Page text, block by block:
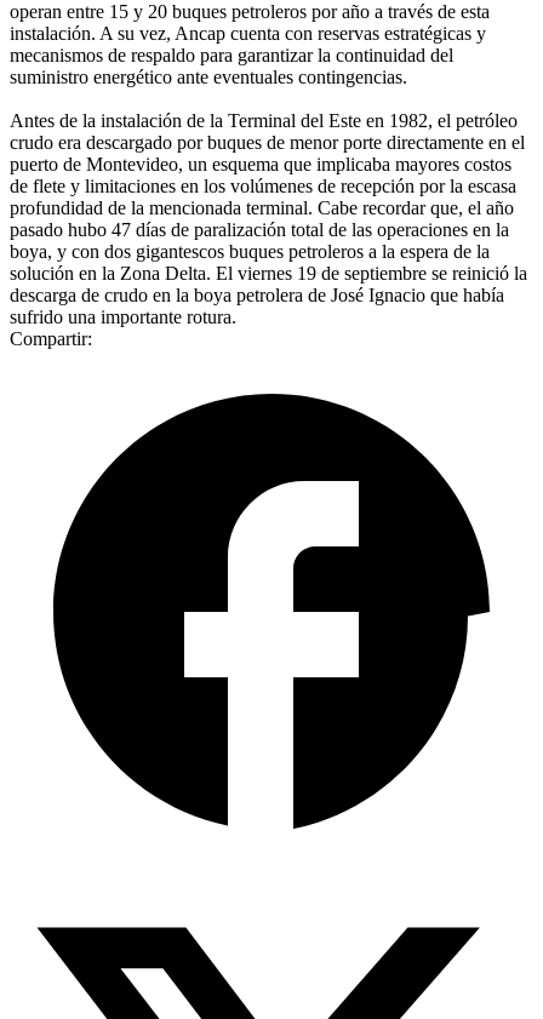
operan entre 15 y 20 buques petroleros por año a través de esta
instalación. A su vez, Ancap cuenta con reservas estratégicas y
mecanismos de respaldo para garantizar la continuidad del
suministro energético ante eventuales contingencias.
Antes de la instalación de la Terminal del Este en 1982, el petróleo
crudo era descargado por buques de menor porte directamente en el
puerto de Montevideo, un esquema que implicaba mayores costos
de flete y limitaciones en los volúmenes de recepción por la escasa
profundidad de la mencionada terminal. Cabe recordar que, el año
pasado hubo 47 días de paralización total de las operaciones en la
boya, y con dos gigantescos buques petroleros a la espera de la
solución en la Zona Delta. El viernes 19 de septiembre se reinició la
descarga de crudo en la boya petrolera de José Ignacio que había
sufrido una importante rotura.
Compartir: